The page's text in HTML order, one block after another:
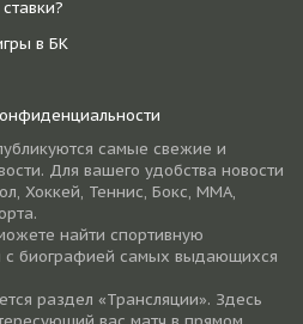
в БК
самые свежие и
Для вашего удобства новости
Хоккей, Теннис, Бокс, ММА,
найти спортивную
с биографией самых выдающихся
раздел «Трансляции». Здесь